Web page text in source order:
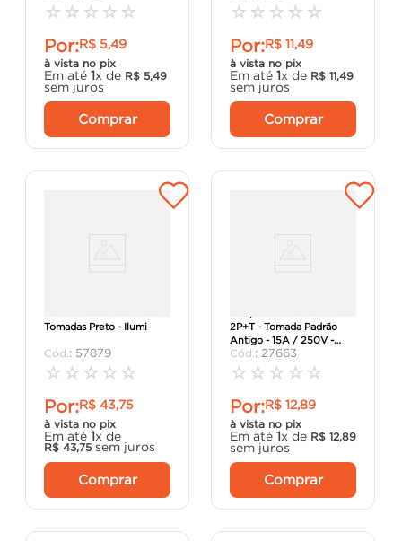
☆ ☆ ☆ ☆ ☆
Por:R$ 5,49
à vista no pix
Em até 1x de R$ 5,49
sem juros
Comprar
☆ ☆ ☆ ☆ ☆
Por:R$ 11,49
à vista no pix
Em até 1x de R$ 11,49
sem juros
Comprar
Tomadas Preto - Ilumi
: 57879
☆ ☆ ☆ ☆ ☆
Por:R$ 43,75
à vista no pix
Em até 1x de
R$ 43,75 sem juros
Comprar
2P+T - Tomada Padrão
Antigo - 15A / 250V -
Daneva.
: 27663
☆ ☆ ☆ ☆ ☆
Por:R$ 12,89
à vista no pix
Em até 1x de R$ 12,89
sem juros
Comprar